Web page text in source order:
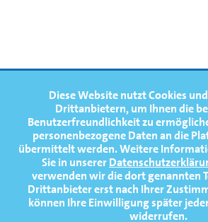
Diese Website nutzt Cookies
Drittanbietern, um Ihnen die
Benutzerfreundlichkeit zu
personenbezogene Daten an die
übermittelt werden. Weitere
Sie in unserer
verwenden wir die dort genannten
Drittanbieter erst nach Ihrer
können Ihre Einwilligung später
widerrufen.
FOOTERNAVIGATION
NEWS
TERMINE
MEDIATHEK
PRESSE
FAQ